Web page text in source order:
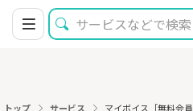
トップ サービス マイボイス［無料会